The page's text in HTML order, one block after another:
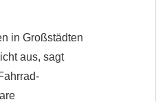
in Großstädten
aus, sagt